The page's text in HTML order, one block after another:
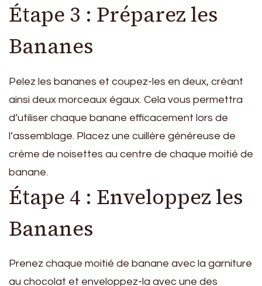
Étape 3 : Préparez les
Bananes
Pelez les bananes et coupez-les en deux, créant
ainsi deux morceaux égaux. Cela vous permettra
d’utiliser chaque banane efficacement lors de
l’assemblage. Placez une cuillère généreuse de
crème de noisettes au centre de chaque moitié de
banane.
Étape 4 : Enveloppez les
Bananes
Prenez chaque moitié de banane avec la garniture
au chocolat et enveloppez-la avec une des